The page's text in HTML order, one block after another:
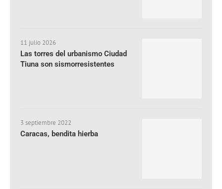
11 julio 2026
Las torres del urbanismo Ciudad
Tiuna son sismorresistentes
3 septiembre 2022
Caracas, bendita hierba